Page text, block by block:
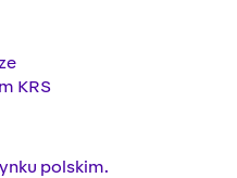
KRS
polskim.